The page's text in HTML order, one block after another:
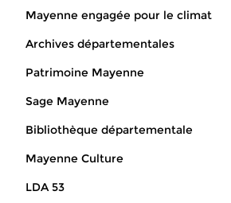
Mayenne engagée pour le climat
Archives départementales
Patrimoine Mayenne
Sage Mayenne
Bibliothèque départementale
Mayenne Culture
LDA 53